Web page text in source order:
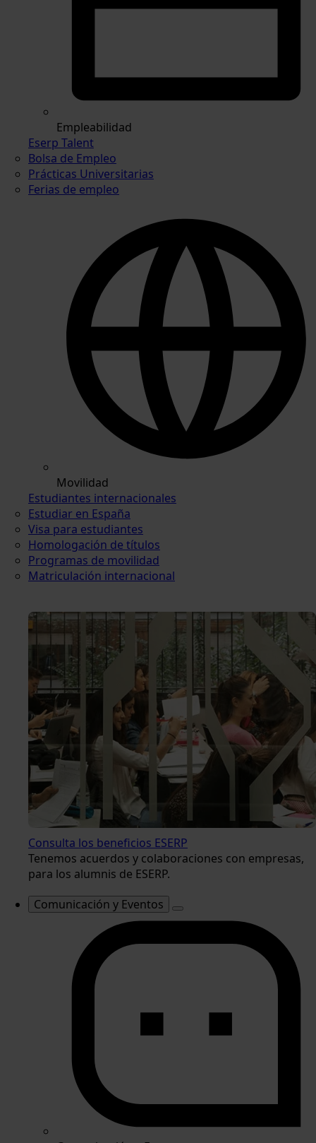
Empleabilidad
Eserp Talent
Bolsa de Empleo
Prácticas Universitarias
Ferias de empleo
Movilidad
Estudiantes internacionales
Estudiar en España
Visa para estudiantes
Homologación de títulos
Programas de movilidad
Matriculación internacional
Consulta los beneficios ESERP
Tenemos acuerdos y colaboraciones con empresas,
para los alumnis de ESERP.
Comunicación y Eventos